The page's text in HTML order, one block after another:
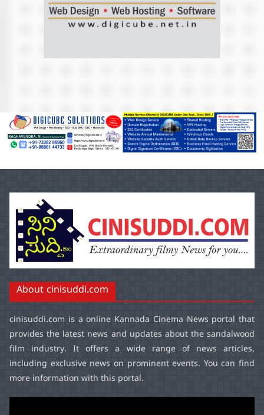
About cinisuddi.com
cinisuddi.com is a online Kannada Cinema News portal that
provides the latest news and updates about the sandalwood
film industry. It offers a wide range of news articles,
including exclusive news on prominent events. You can find
more information with this portal.